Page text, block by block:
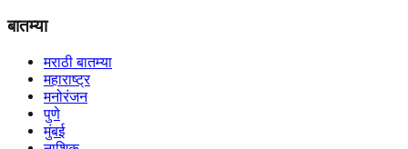
बातम्या
मराठी बातम्या
महाराष्ट्र
मनोरंजन
पुणे
मुंबई